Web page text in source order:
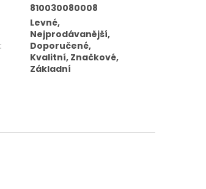
810030080008
:
Levné,
Nejprodávanější,
Doporučené,
Kvalitní, Značkové,
Základní